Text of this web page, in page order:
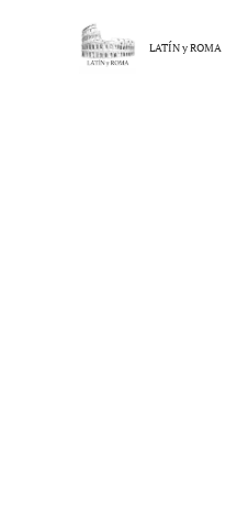
LATÍN yROMA